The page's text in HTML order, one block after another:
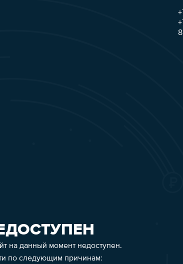
на данный момент недоступен.
по следующим причинам: